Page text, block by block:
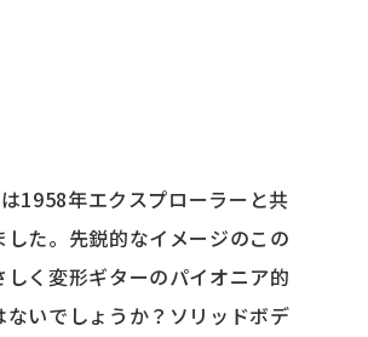
1958年エクスプローラーと共
した。先鋭的なイメージのこの
しく変形ギターのパイオニア的
ないでしょうか？ソリッドボデ